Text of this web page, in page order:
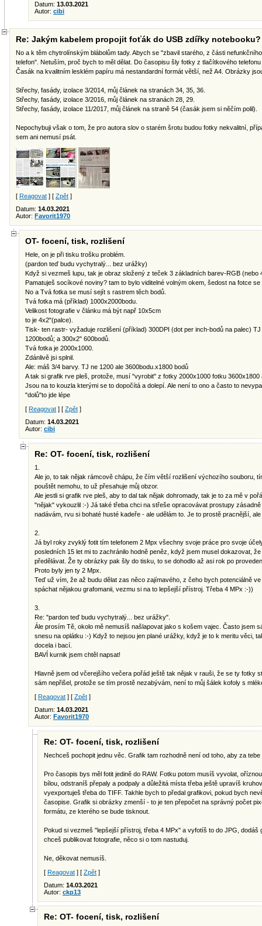
Datum: 13.03.2021
Autor: cibi
Re: Jakým kabelem propojit foťák do USB zdířky notebooku?
No a k těm chytrolínským blábolům tady. Abych se "zbavil starého, z části
telefon". Netuším, proč bych to měl dělat. Do časopisu šly fotky z tlačítkového
Časák na kvalitním lesklém papíru má nestandardní formát větší, než A4. Obrázky
Střechy, fasády, izolace 3/2014, můj článek na stranách 34, 35, 36.
Střechy, fasády, izolace 3/2016, můj článek na stranách 28, 29.
Střechy, fasády, izolace 11/2017, můj článek na straně 54 (časák jsem si něčím polil).
Nepochybuji však o tom, že pro autora slov o starém šrotu budou fotky nekvalitní,
sem ani nemusí psát.
[ Reagovat ] [ Zpět ]
Datum: 14.03.2021
Autor: Favorit1970
OT- focení, tisk, rozlišení
Hele, on je při tisku trošku problém.
(pardon teď budu vychytralý... bez urážky)
Když si vezmeš lupu, tak je obraz složený z teček 3 základních barev-RGB (nebo
Pamatuješ socíkové noviny? tam to bylo viditelné volným okem, šedost na fotce
No a Tvá fotka se musí sejít s rastrem těch bodů.
Tvá fotka má (příklad) 1000x2000bodu.
Velikost fotografie v článku má být např 10x5cm
to je 4x2"(palce).
Tisk- ten rastr- vyžaduje rozlišení (příklad) 300DPI (dot per inch-bodů na palec)
1200bodů; a 300x2" 600bodů.
Tvá fotka je 2000x1000.
Zdánlivě jsi splnil.
Ale: máš 3/4 barvy. TJ ne 1200 ale 3600bodu.x1800 bodů
A tak si grafik rve pleš, protože, musí "vyrobit" z fotky 2000x1000 fotku
Jsou na to kouzla kterými se to dopočítá a dolepí. Ale není to ono a často to
"dolů"to jde lépe
[ Reagovat ] [ Zpět ]
Datum: 14.03.2021
Autor: cibi
Re: OT- focení, tisk, rozlišení
1.
Ale jo, to tak nějak rámcově chápu, že čím větší rozlišení výchozího souboru,
pouštět nemohu, to už přesahuje můj obzor.
Ale jestli si grafik rve pleš, aby to dal tak nějak dohromady, tak je to za mě v
"nějak" vykouzlil :-) Já také třeba chci na střeše opracovávat prostupy
nadávám, rvu si bohaté husté kadeře - ale udělám to. Je to prostě pracnější, ale
2.
Já byl roky zvyklý fotit tím telefonem 2 Mpx všechny svoje práce pro svoje
posledních 15 let mi to zachránilo hodně peněz, když jsem musel dokazovat,
předělávat. Že ty obrázky pak šly do tisku, to se dohodlo až asi rok po
Proto byly jen ty 2 Mpx.
Teď už vím, že až budu dělat zas něco zajímavého, z čeho bych potenciálně
spáchat nějakou grafomanii, vezmu si na to lepšejší přístroj. Třeba 4 MPx :-))
3.
Re: "pardon teď budu vychytralý... bez urážky".
Ále prosím Tě, okolo mě nemusíš našlapovat jako s košem vajec. Často jsem
snesu na oplátku :-) Když to nejsou jen plané urážky, když je to k meritu věci,
docela i bací.
BAVÍ kurnik jsem chtěl napsat!
Hlavně jsem od včerejšího večera pořád ještě tak nějak v rauši, že se ty fotky
sám nepřišel, protože se tím prostě nezabývám, není to můj šálek kofoly s
[ Reagovat ] [ Zpět ]
Datum: 14.03.2021
Autor: Favorit1970
Re: OT- focení, tisk, rozlišení
Nechceš pochopit jednu věc. Grafik tam rozhodně není od toho, aby za
Pro časopis bys měl fotit jedině do RAW. Fotku potom musíš vyvolat,
bílou, odstraníš přepaly a podpaly a důležitá místa třeba ještě upravíš
vyexportuješ třeba do TIFF. Takhle bych to předal grafikovi, pokud bych
časopise. Grafik si obrázky zmenší - to je ten přepočet na správný počet
formátu, ze kterého se bude tisknout.
Pokud si vezmeš "lepšejší přístroj, třeba 4 MPx" a vyfotíš to do JPG, dodáš
chceš publikovat fotografie, něco si o tom nastuduj.
Ne, děkovat nemusíš.
[ Reagovat ] [ Zpět ]
Datum: 14.03.2021
Autor: ckp13
Re: OT- focení, tisk, rozlišení